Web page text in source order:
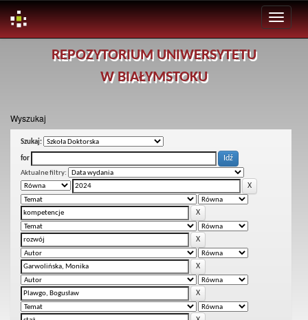
REPOZYTORIUM UNIWERSYTETU
W BIAŁYMSTOKU
Wyszukaj
Szukaj:
for
Aktualne filtry: